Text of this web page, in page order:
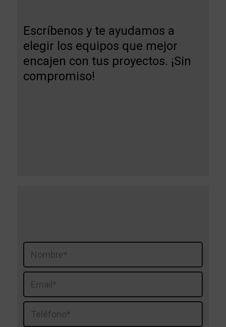
Escríbenos y te ayudamos a
elegir los equipos que mejor
encajen con tus proyectos. ¡Sin
compromiso!